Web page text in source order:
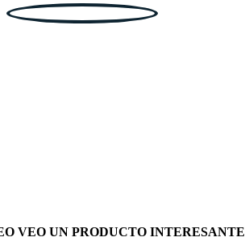
VEO UN PRODUCTO INTERESANTE